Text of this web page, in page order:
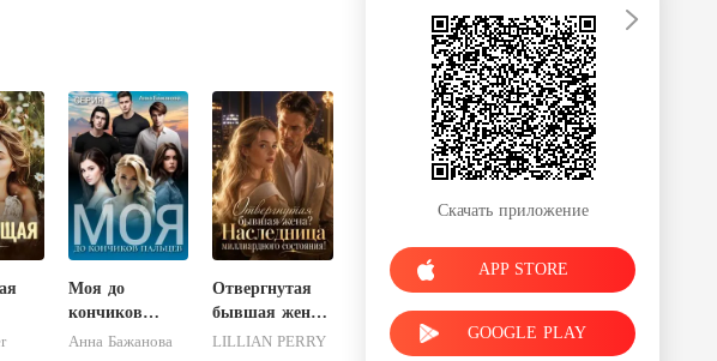
Моя до
кончиков
пальцев
Анна Бажанова
Отвергнутая
бывшая жена?
Наследница
LILLIAN PERRY
Скачать приложение
APP STORE
GOOGLE PLAY